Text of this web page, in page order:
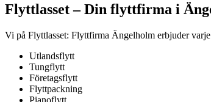
Flyttlasset – Din flyttfirma i
Vi på Flyttlasset: Flyttfirma Ängelholm erbjuder
Utlandsflytt
Tungflytt
Företagsflytt
Flyttpackning
Pianoflytt